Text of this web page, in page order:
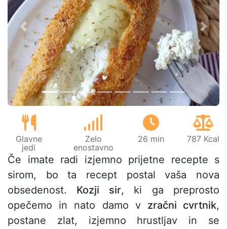
Prejšnji
Glavne
jedi
Zelo
enostavno
26 min 787 Kcal
Če imate radi izjemno prijetne recepte s
sirom, bo ta recept postal vaša nova
obsedenost. Kozji sir, ki ga preprosto
opečemo in nato damo v zračni cvrtnik,
postane zlat, izjemno hrustljav in se